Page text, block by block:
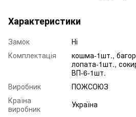
Характеристики
Замок
Ні
Комплектація
кошма-1шт.,
лопата-1шт.,
ВП-6-1шт.
Виробник
ПОЖСОЮЗ
Країна
виробник
Україна